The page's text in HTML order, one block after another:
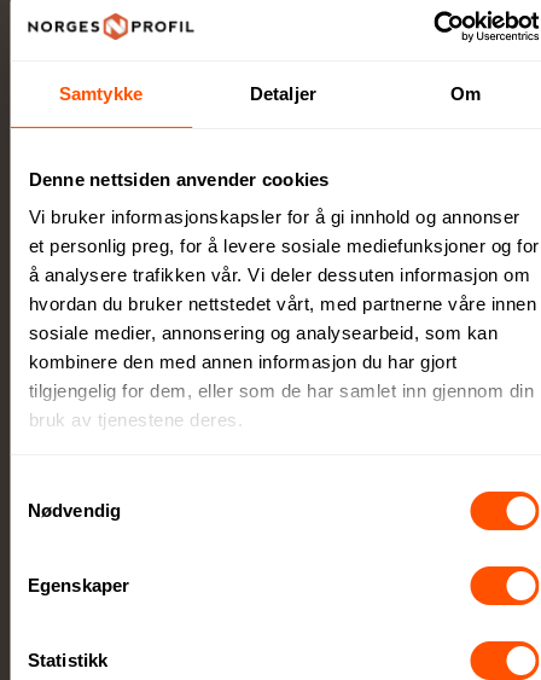
Samtykke Detaljer Om
Denne nettsiden anvender cookies
Vi bruker informasjonskapsler for å gi innhold og annonser
et personlig preg, for å levere sosiale mediefunksjoner og for
å analysere trafikken vår. Vi deler dessuten informasjon om
hvordan du bruker nettstedet vårt, med partnerne våre innen
sosiale medier, annonsering og analysearbeid, som kan
kombinere den med annen informasjon du har gjort
tilgjengelig for dem, eller som de har samlet inn gjennom din
bruk av tjenestene deres.
Nødvendig
Egenskaper
Statistikk
Lokal produksjon sikrer høy kvalitet og raskere
levering
Stort utvalg kvalitetsprodukter